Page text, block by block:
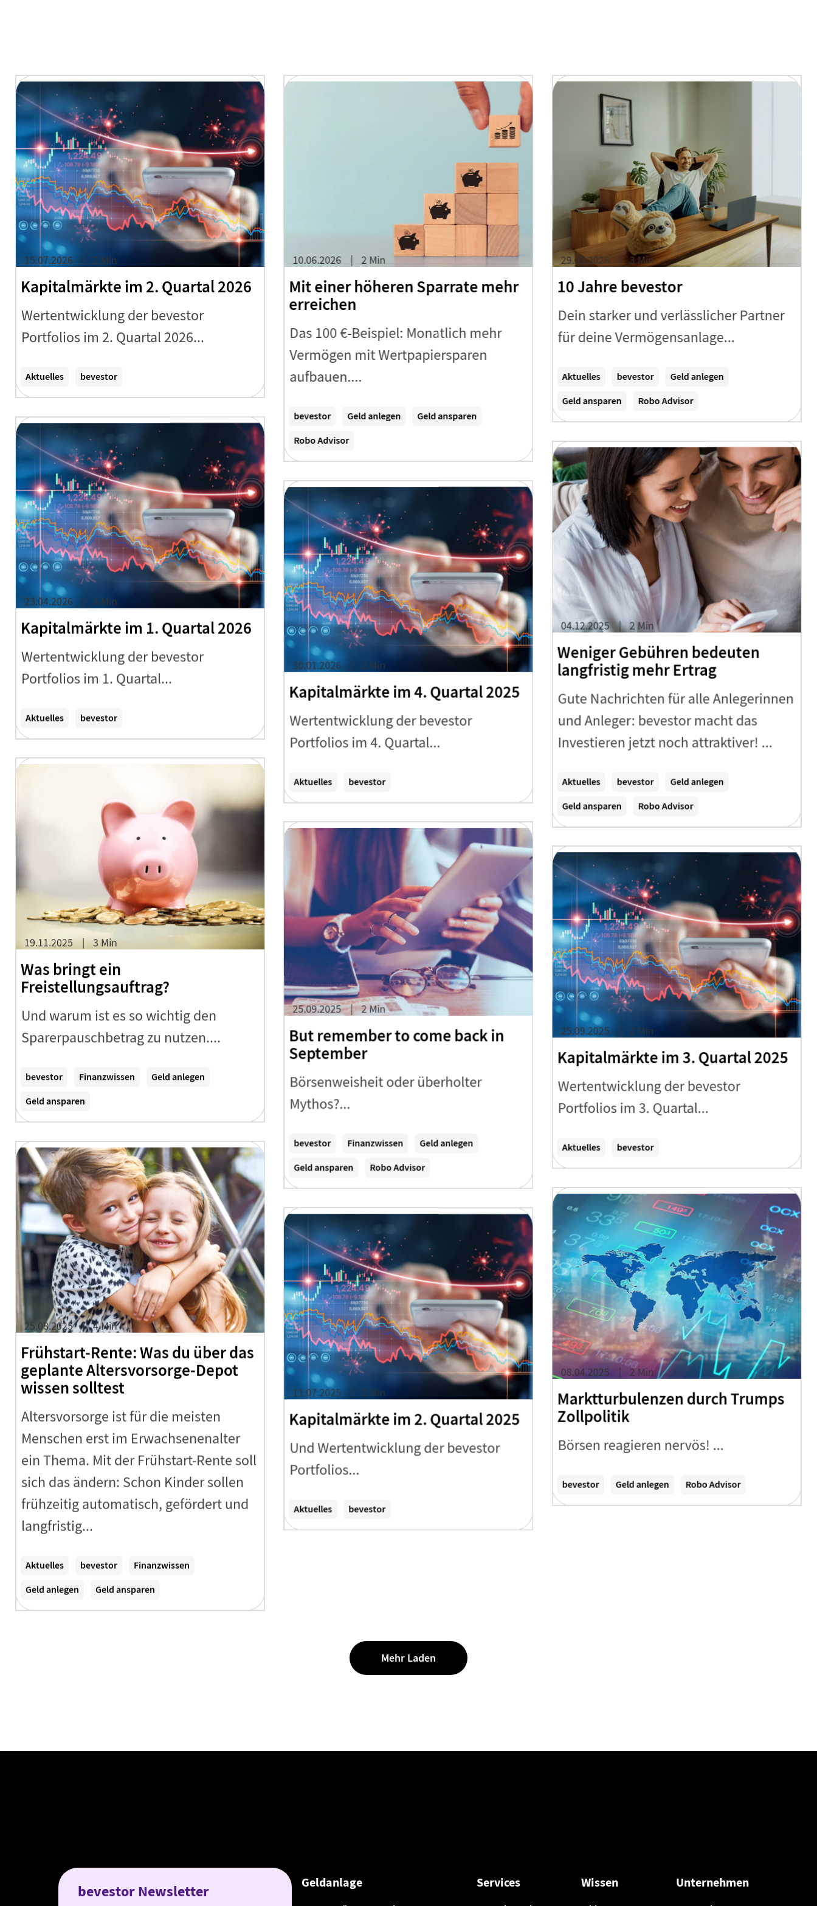
15.07.2026 2 Min
Kapitalmärkte im 2. Quartal 2026
Wertentwicklung der bevestor
Portfolios im 2. Quartal 2026...
Aktuelles bevestor
10.06.2026 2 Min
Mit einer höheren Sparrate mehr
erreichen
Das 100 €-Beispiel: Monatlich mehr
Vermögen mit Wertpapiersparen
aufbauen....
bevestor Geld anlegen
Geld ansparen
Robo Advisor
29.05.2026 3 Min
10 Jahre bevestor
Dein starker und verlässlicher Partner
für deine Vermögensanlage...
Aktuelles bevestor
Geld anlegen
Geld ansparen
Robo Advisor
23.04.2026 3 Min
Kapitalmärkte im 1. Quartal 2026
Wertentwicklung der bevestor
Portfolios im 1. Quartal...
Aktuelles bevestor
30.01.2026 2 Min
Kapitalmärkte im 4. Quartal 2025
Wertentwicklung der bevestor
Portfolios im 4. Quartal...
Aktuelles bevestor
04.12.2025 2 Min
Weniger Gebühren bedeuten
langfristig mehr Ertrag
Gute Nachrichten für alle Anlegerinnen
und Anleger: bevestor macht das
Investieren jetzt noch attraktiver! ...
Aktuelles bevestor
Geld anlegen
Geld ansparen
Robo Advisor
19.11.2025 3 Min
Was bringt ein
Freistellungsauftrag?
Und warum ist es so wichtig den
Sparerpauschbetrag zu nutzen....
bevestor Finanzwissen
Geld anlegen
Geld ansparen
25.09.2025 2 Min
But remember to come back in
September
Börsenweisheit oder überholter
Mythos?...
bevestor Finanzwissen
Geld anlegen
Geld ansparen
Robo Advisor
25.09.2025 2 Min
Kapitalmärkte im 3. Quartal 2025
Wertentwicklung der bevestor
Portfolios im 3. Quartal...
Aktuelles bevestor
25.08.2025 4 Min
Frühstart-Rente: Was du über das
geplante Altersvorsorge-Depot
wissen solltest
Altersvorsorge ist für die meisten
Menschen erst im Erwachsenenalter
ein Thema. Mit der Frühstart-Rente soll
sich das ändern: Schon Kinder sollen
frühzeitig automatisch, gefördert und
langfristig...
Aktuelles bevestor
Finanzwissen
Geld anlegen
Geld ansparen
11.07.2025 2 Min
Kapitalmärkte im 2. Quartal 2025
Und Wertentwicklung der bevestor
Portfolios...
Aktuelles bevestor
08.04.2025 2 Min
Marktturbulenzen durch Trumps
Zollpolitik
Börsen reagieren nervös! ...
bevestor Geld anlegen Robo Advisor
Mehr Laden
bevestor Newsletter Geldanlage Services Wissen Unternehmen